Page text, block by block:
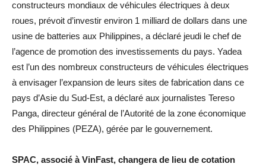
constructeurs mondiaux de véhicules électriques à deux
roues, prévoit d’investir environ 1 milliard de dollars dans une
usine de batteries aux Philippines, a déclaré jeudi le chef de
l’agence de promotion des investissements du pays. Yadea
est l’un des nombreux constructeurs de véhicules électriques
à envisager l’expansion de leurs sites de fabrication dans ce
pays d’Asie du Sud-Est, a déclaré aux journalistes Tereso
Panga, directeur général de l’Autorité de la zone économique
des Philippines (PEZA), gérée par le gouvernement.
SPAC, associé à VinFast, changera de lieu de cotation